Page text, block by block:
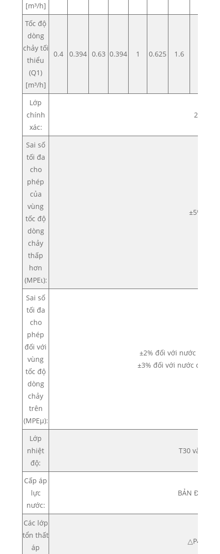
[m³/h]
Tốc độ
dòng
chảy tối
thiểu
(Q1)
[m³/h]
0.4 0.394 0.63 0.394 1 0.625 1.6
Lớp
chính
xác:
2
Sai số
tối đa
cho
phép
của
vùng
tốc độ
dòng
chảy
thấp
hơn
(MPEι):
±5%
Sai số
tối đa
cho
phép
đối với
vùng
tốc độ
dòng
chảy
trên
(MPEμ):
±2% đối với nước có
±3% đối với nước có
Lớp
nhiệt
độ:
T30 và T50
Cấp áp
lực
nước:
BẢN ĐỒ 16
Các lớp
tổn thất
áp
△P40